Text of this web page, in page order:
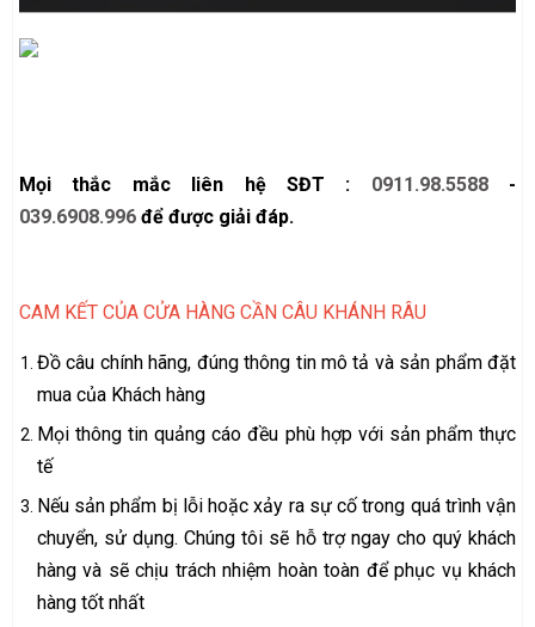
Mọi thắc mắc liên hệ SĐT : 0911.98.5588-
039.6908.996 để được giải đáp.
CAM KẾT CỦA CỬA HÀNG CẦN CÂU KHÁNH RÂU
Đồ câu chính hãng, đúng thông tin mô tả và sản phẩm đặt
mua của Khách hàng
Mọi thông tin quảng cáo đều phù hợp với sản phẩm thực
tế
Nếu sản phẩm bị lỗi hoặc xảy ra sự cố trong quá trình vận
chuyển, sử dụng. Chúng tôi sẽ hỗ trợ ngay cho quý khách
hàng và sẽ chịu trách nhiệm hoàn toàn để phục vụ khách
hàng tốt nhất